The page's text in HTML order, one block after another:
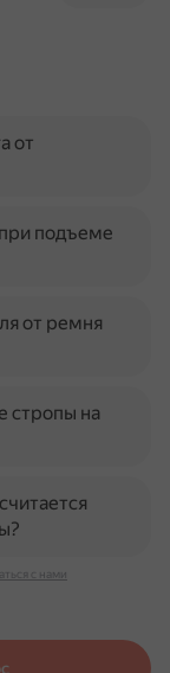
от
подъеме
от ремня
стропы на
с нами